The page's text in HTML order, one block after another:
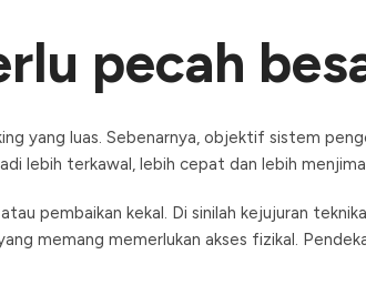
pecah
yang luas. Sebenarnya, objektif sistem
lebih terkawal, lebih cepat dan lebih
pembaikan kekal. Di sinilah kejujuran
memang memerlukan akses fizikal.